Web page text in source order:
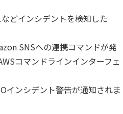
データベース構築
データベース監査
データベース移行
データベース管理
Dbvisit StandbyMP
どインシデントを検知した
SNSへの連携コマンドが発
コマンドラインインターフェ
インシデント警告が通知されま